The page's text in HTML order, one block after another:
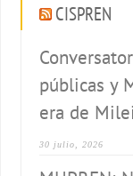
CISPREN
públicas y
era de
30 julio, 2026